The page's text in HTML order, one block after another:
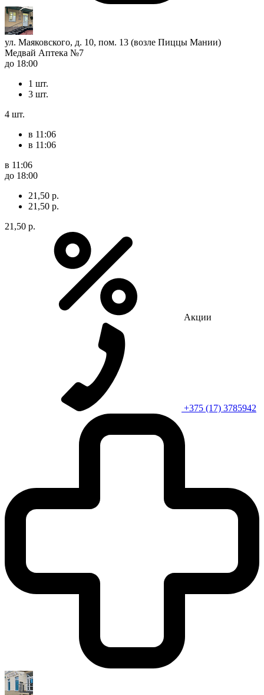
ул. Маяковского, д. 10, пом. 13 (возле Пиццы Мании)
Медвай Аптека №7
до 18:00
1 шт.
3 шт.
4 шт.
в 11:06
в 11:06
в 11:06
до 18:00
21,50 р.
21,50 р.
21,50 р.
Акции
+375 (17) 3785942